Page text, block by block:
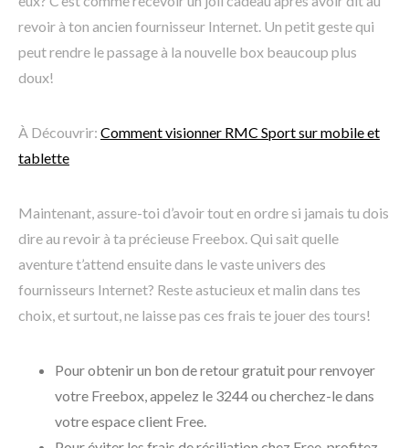
revoir à ton ancien fournisseur Internet. Un petit geste qui
peut rendre le passage à la nouvelle box beaucoup plus
doux!
À Découvrir: Comment visionner RMC Sport sur mobile et
tablette
Maintenant, assure-toi d’avoir tout en ordre si jamais tu dois
dire au revoir à ta précieuse Freebox. Qui sait quelle
aventure t’attend ensuite dans le vaste univers des
fournisseurs Internet? Reste astucieux et malin dans tes
choix, et surtout, ne laisse pas ces frais te jouer des tours!
Pour obtenir un bon de retour gratuit pour renvoyer
votre Freebox, appelez le 3244 ou cherchez-le dans
votre espace client Free.